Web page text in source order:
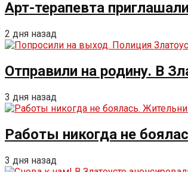
Арт-терапевта
2 дня назад
Отправили на родину. В
3 дня назад
Работы никогда не
3 дня назад